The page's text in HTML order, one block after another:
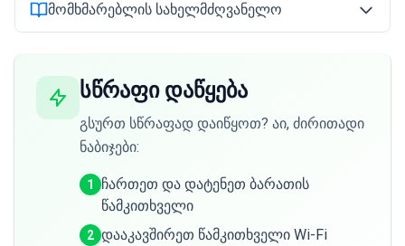
მომხმარებლის სახელმძღვანელო
სწრაფი დაწყება
გსურთ სწრაფად დაიწყოთ? აი, ძირითადი
ნაბიჯები:
1
ჩართეთ და დატენეთ ბარათის
წამკითხველი
2 დააკავშირეთ წამკითხველი Wi-Fi